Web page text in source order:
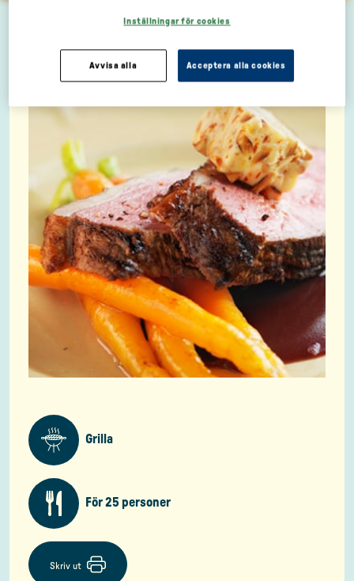
späda morötter
Grilla
För 25 personer
Skriv ut
Inställningar för cookies
Avvisa alla Acceptera alla cookies